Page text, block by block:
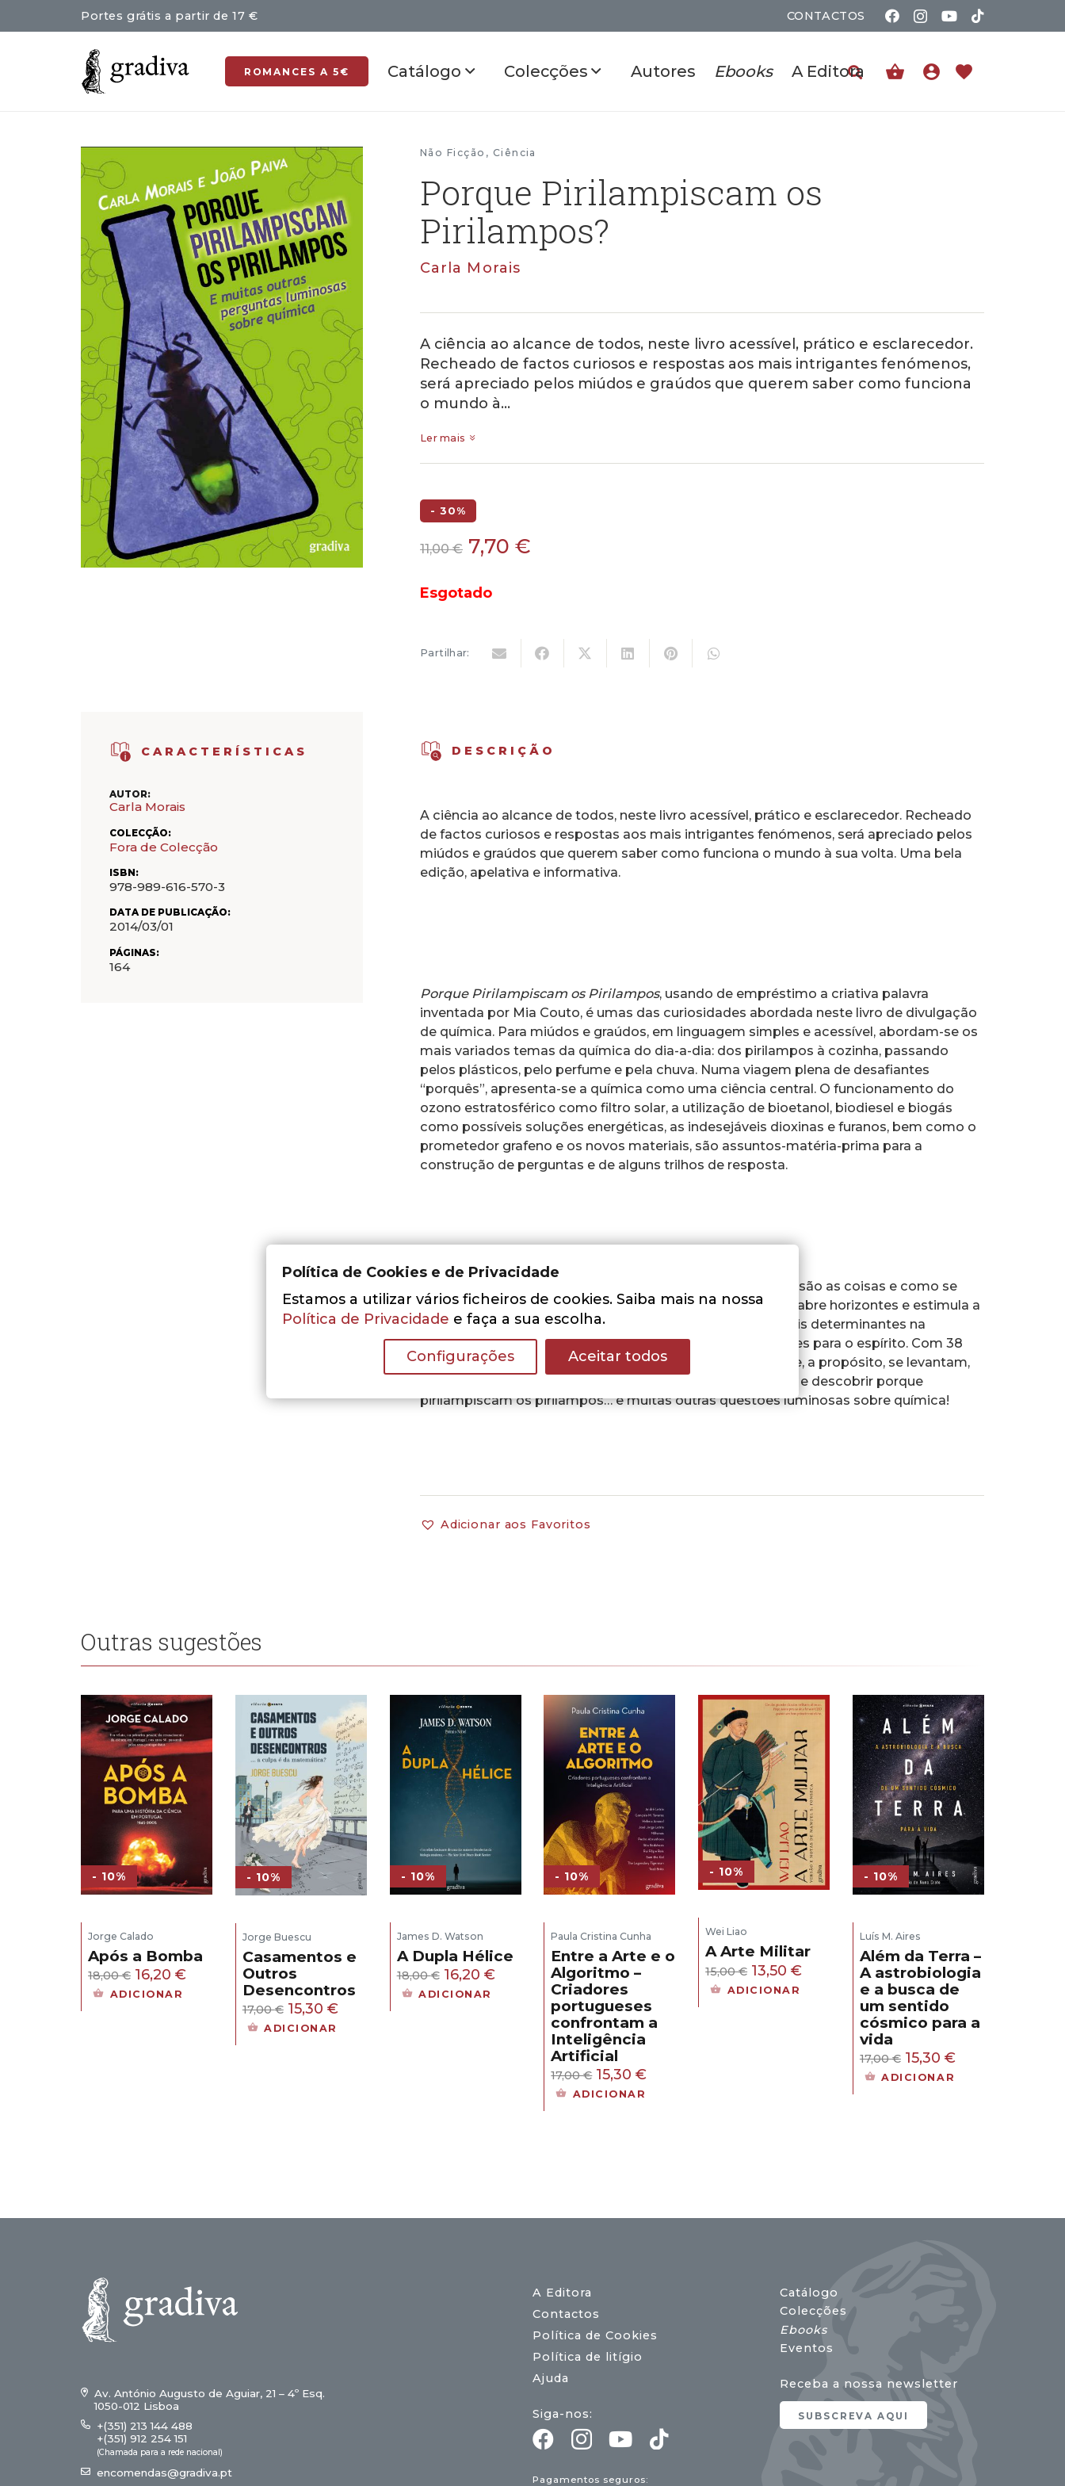
Portes grátis a partir de 17 € CONTACTOS
ROMANCES A 5€ Catálogo Colecções Autores Ebooks A Editora shopping_basket account_circle favorite
Não Ficção , Ciência
Porque Pirilampiscam os
Pirilampos?
Carla Morais
A ciência ao alcance de todos, neste livro acessível, prático e esclarecedor.
Recheado de factos curiosos e respostas aos mais intrigantes fenómenos,
será apreciado pelos miúdos e graúdos que querem saber como funciona
o mundo à…
Ler mais
- 30%
11,00€ O
original
era:
7,70 €
Esgotado
Partilhar:
CARACTERÍSTICAS
AUTOR:
Carla Morais
COLECÇÃO:
Fora de Colecção
ISBN:
978-989-616-570-3
DATA DE PUBLICAÇÃO:
2014/03/01
PÁGINAS:
164
DESCRIÇÃO
A ciência ao alcance de todos, neste livro acessível, prático e esclarecedor. Recheado
de factos curiosos e respostas aos mais intrigantes fenómenos, será apreciado pelos
miúdos e graúdos que querem saber como funciona o mundo à sua volta. Uma bela
edição, apelativa e informativa.
Porque Pirilampiscam os Pirilampos, usando de empréstimo a criativa palavra
inventada por Mia Couto, é umas das curiosidades abordada neste livro de divulgação
de química. Para miúdos e graúdos, em linguagem simples e acessível, abordam-se os
mais variados temas da química do dia-a-dia: dos pirilampos à cozinha, passando
pelos plásticos, pelo perfume e pela chuva. Numa viagem plena de desafiantes
“porquês”, apresenta-se a química como uma ciência central. O funcionamento do
ozono estratosférico como filtro solar, a utilização de bioetanol, biodiesel e biogás
como possíveis soluções energéticas, as indesejáveis dioxinas e furanos, bem como o
prometedor grafeno e os novos materiais, são assuntos-matéria-prima para a
construção de perguntas e de alguns trilhos de resposta.
A química está por todo o lado e é fascinante saber como são as coisas e como se
transformam umas nas outras. O conhecimento científico abre horizontes e estimula a
vida. A química, de entre todas as ciências, é umas das mais determinantes na
evolução da qualidade de vida e uma das mais estimulantes para o espírito. Com 38
questões, pistas para lhes responder e novas questões que, a propósito, se levantam,
tenta fazer-se um pouco mais de luz. Vale a pena espreitar e descobrir porque
pirilampiscam os pirilampos… e muitas outras questões luminosas sobre química!
Adicionar aos Favoritos
Outras sugestões
- 10%
Jorge Calado
Após a Bomba
18,00€ O
preço
16,20 €
ADICIONAR
- 10%
Jorge Buescu
Casamentos e
Outros
Desencontros
17,00€ O
preço
15,30 €O
ADICIONAR
- 10%
James D. Watson
A Dupla Hélice
18,00€ O
preço
16,20 €O
ADICIONAR
- 10%
Paula Cristina Cunha
Entre a Arte e o
Algoritmo –
Criadores
portugueses
confrontam a
Inteligência
Artificial
17,00€ O
preço
15,30€
ADICIONAR
- 10%
Wei Liao
A Arte Militar
15,00€ O
preço
13,50€
ADICIONAR
- 10%
Luís M. Aires
Além da Terra –
A astrobiologia
e a busca de
um sentido
cósmico para a
vida
17,00€ O
preço
15,30 €O
ADICIONAR
Av. António Augusto de Aguiar, 21 – 4º Esq.
1050-012 Lisboa
+(351) 213 144 488
+(351) 912 254 151
(Chamada para a rede nacional)
encomendas@gradiva.pt
A Editora
Contactos
Política de Cookies
Política de litígio
Ajuda
Siga-nos:
Pagamentos seguros:
Catálogo
Colecções
Ebooks
Eventos
Receba a nossa newsletter
SUBSCREVA AQUI
Política de Cookies e de Privacidade
Estamos a utilizar vários ficheiros de cookies. Saiba mais na nossa
Política de Privacidade e faça a sua escolha.
Configurações Aceitar todos